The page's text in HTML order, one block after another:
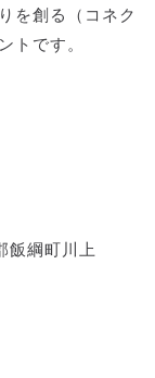
を創る（コネク
トです。
飯綱町川上